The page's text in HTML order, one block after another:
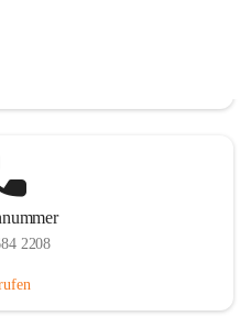
2208